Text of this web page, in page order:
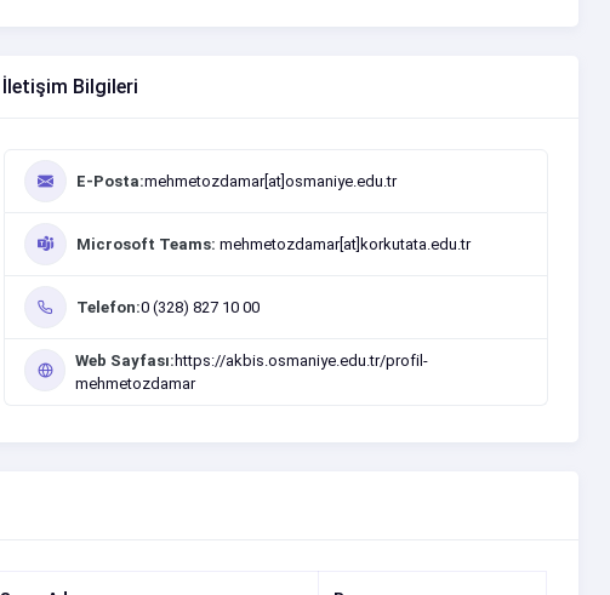
İletişim Bilgileri
E-Posta:mehmetozdamar[at]osmaniye.edu.tr
Microsoft Teams: mehmetozdamar[at]korkutata.edu.tr
Telefon:0 (328) 827 10 00
Web Sayfası: https://akbis.osmaniye.edu.tr/profil-
mehmetozdamar